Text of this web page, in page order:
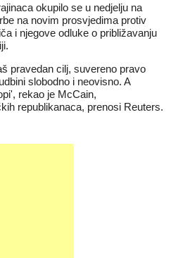
okupilo se u nedjelju na
na novim prosvjedima protiv
i njegove odluke o približavanju
pravedan cilj, suvereno pravo
slobodno i neovisno. A
rekao je McCain,
republikanaca, prenosi Reuters.